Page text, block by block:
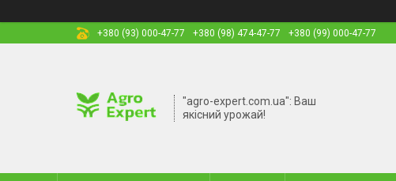
+380 (93) 000-47-77
+380 (98) 474-47-77 +380 (99) 000-47-77
"agro-expert.com.ua": Ваш
якісний урожай!